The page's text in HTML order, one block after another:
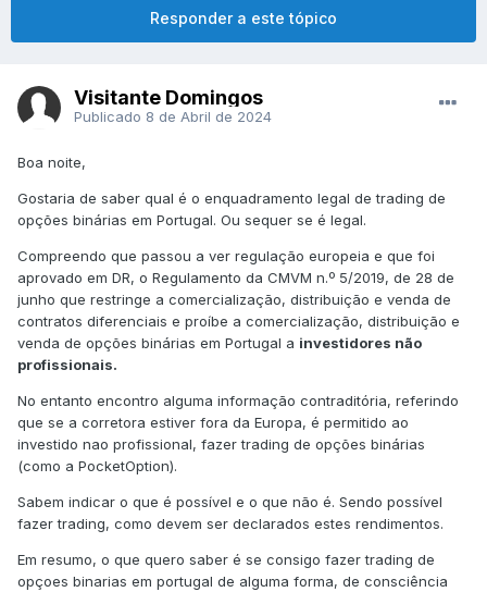
Responder a este tópico
Visitante Domingos
Publicado 8 de Abril de 2024
Boa noite,
Gostaria de saber qual é o enquadramento legal de trading de
opções binárias em Portugal. Ou sequer se é legal.
Compreendo que passou a ver regulação europeia e que foi
aprovado em DR, o Regulamento da CMVM n.º 5/2019, de 28 de
junho que restringe a comercialização, distribuição e venda de
contratos diferenciais e proíbe a comercialização, distribuição e
venda de opções binárias em Portugal a investidores não
profissionais.
No entanto encontro alguma informação contraditória, referindo
que se a corretora estiver fora da Europa, é permitido ao
investido nao profissional, fazer trading de opções binárias
(como a PocketOption).
Sabem indicar o que é possível e o que não é. Sendo possível
fazer trading, como devem ser declarados estes rendimentos.
Em resumo, o que quero saber é se consigo fazer trading de
opçoes binarias em portugal de alguma forma, de consciência